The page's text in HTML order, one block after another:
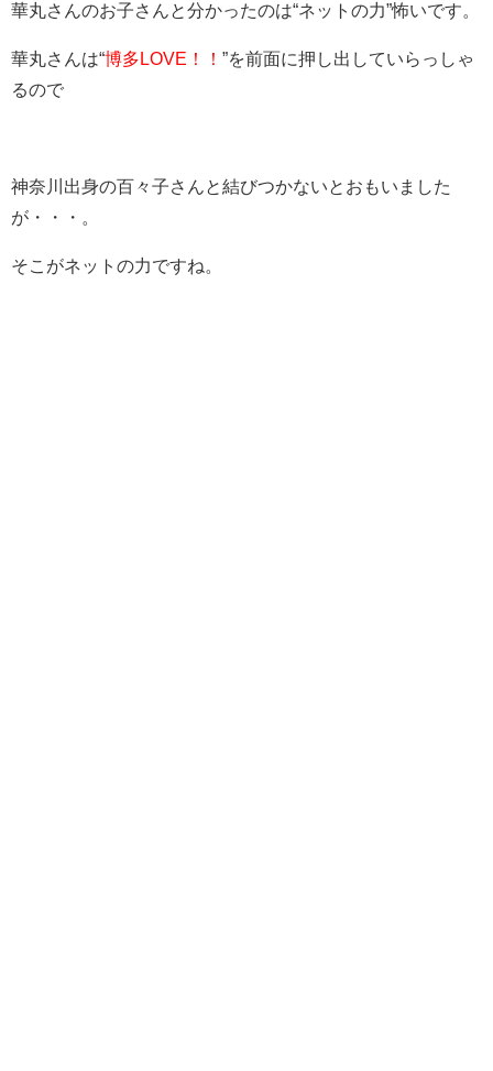
華丸さんのお子さんと分かったのは“ネットの力”怖いです。
華丸さんは“博多LOVE！！ ”を前面に押し出していらっしゃ
るので
神奈川出身の百々子さんと結びつかないとおもいました
が・・・。
そこがネットの力ですね。